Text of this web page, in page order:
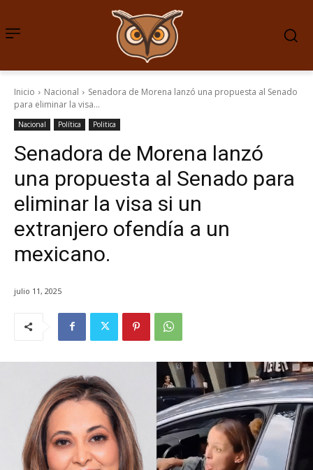
Inicio Nacional
Senadora de Morena lanzó una propuesta al Senado
para eliminar la visa...
Nacional Política Politica
Senadora de Morena lanzó
una propuesta al Senado para
eliminar la visa si un
extranjero ofendía a un
mexicano.
julio 11, 2025